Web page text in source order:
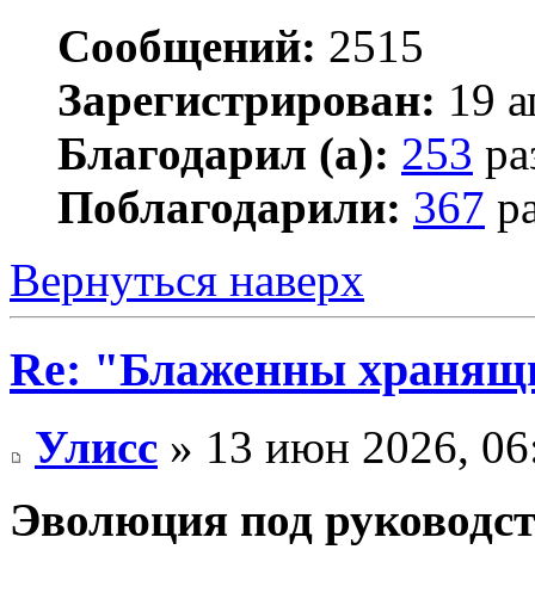
Сообщений: 2515
Зарегистрирован: 19
Благодарил (а): 253
Поблагодарили: 367
Вернуться наверх
Re: "Блаженны
Улисс » 13 июн 2026,
Эволюция под